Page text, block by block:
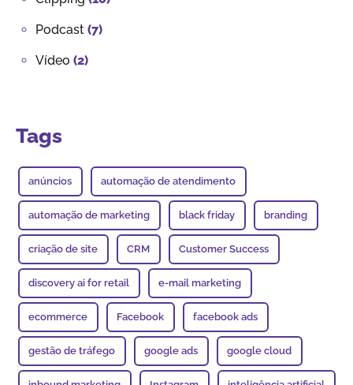
Podcast (7)
Vídeo (2)
Tags
anúncios automação de atendimento
automação de marketing black friday branding
criação de site CRM Customer Success
discovery ai for retail e-mail marketing
ecommerce Facebook facebook ads
gestão de tráfego google ads google cloud